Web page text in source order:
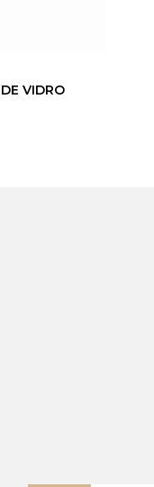
VIDRO